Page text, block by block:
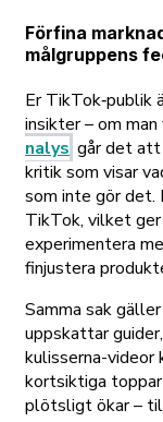
Förfina
målgruppens
Er TikTok‑publik
insikter – om
nalys går det att
kritik som visar
som inte gör det.
TikTok, vilket
experimentera
finjustera
Samma sak
uppskattar
kulisserna-videor
kortsiktiga
plötsligt ökar –